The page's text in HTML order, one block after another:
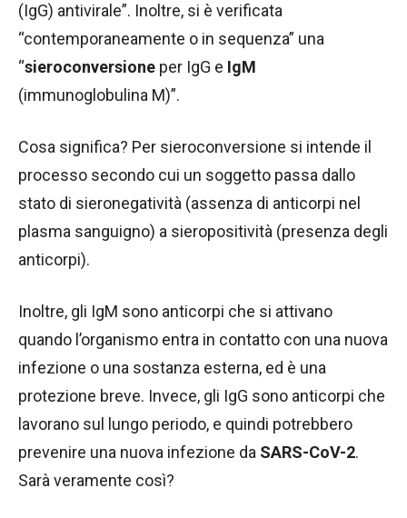
(IgG) antivirale”. Inoltre, si è verificata
“contemporaneamente o in sequenza” una
“sieroconversione per IgG e IgM
(immunoglobulina M)”.
Cosa significa? Per sieroconversione si intende il
processo secondo cui un soggetto passa dallo
stato di sieronegatività (assenza di anticorpi nel
plasma sanguigno) a sieropositività (presenza degli
anticorpi).
Inoltre, gli IgM sono anticorpi che si attivano
quando l’organismo entra in contatto con una nuova
infezione o una sostanza esterna, ed è una
protezione breve. Invece, gli IgG sono anticorpi che
lavorano sul lungo periodo, e quindi potrebbero
prevenire una nuova infezione da SARS-CoV-2.
Sarà veramente così?